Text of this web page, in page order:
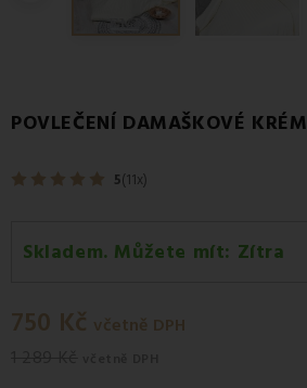
POVLEČENÍ DAMAŠKOVÉ
5(11x)
Skladem. Můžete mít: Zítra
Pondělí 10.08 -Kurýr GLS
750 Kč včetně DPH